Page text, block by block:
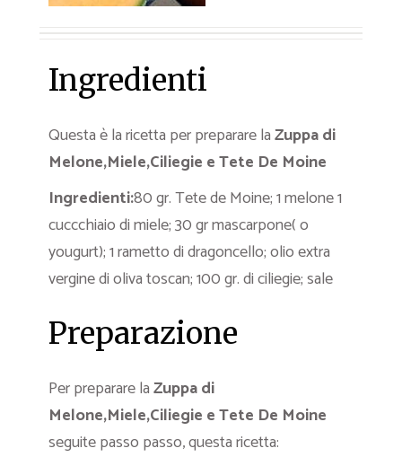
Ingredienti
Questa è la ricetta per preparare laZuppa di
Melone,Miele,Ciliegie e Tete De Moine
Ingredienti:80 gr. Tete de Moine; 1 melone 1
cuccchiaio di miele; 30 gr mascarpone( o
yougurt); 1 rametto di dragoncello; olio extra
vergine di oliva toscan; 100 gr. di ciliegie; sale
Preparazione
Per preparare laZuppa di
Melone,Miele,Ciliegie e Tete De Moine
seguite passo passo, questa ricetta: